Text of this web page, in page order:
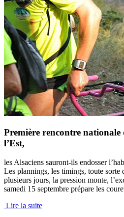
Première rencontre nationale
l’Est,
les Alsaciens sauront-ils endosser
Les plannings, les timings, toute sorte
plusieurs jours, la pression monte,
samedi 15 septembre prépare les
Lire la suite